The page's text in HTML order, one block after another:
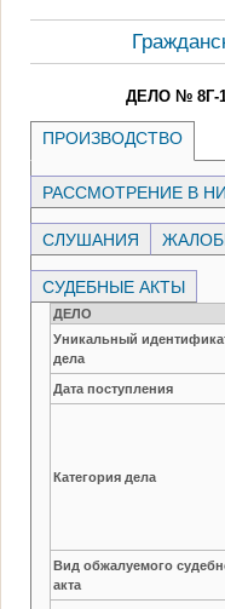
ДЕЛО № 8Г-
ПРОИЗВОДСТВО
РАССМОТРЕНИЕ В
СЛУШАНИЯ
СУДЕБНЫЕ АКТЫ
ДЕЛО
Уникальный
дела
Дата поступления
Категория дела
Вид обжалуемого
акта